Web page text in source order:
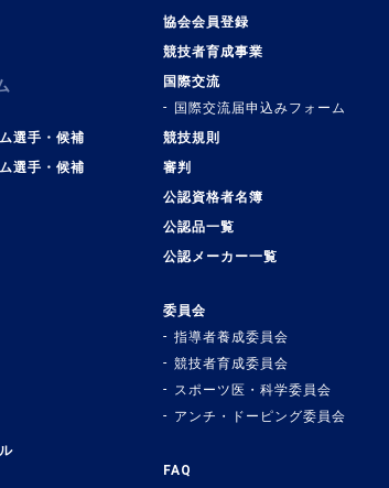
選手・候補
選手・候補
協会会員登録
競技者育成事業
国際交流
国際交流届申込みフォーム
競技規則
審判
公認資格者名簿
公認品一覧
公認メーカー一覧
委員会
指導者養成委員会
競技者育成委員会
スポーツ医・科学委員会
アンチ・ドーピング委員会
FAQ